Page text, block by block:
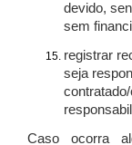
devido,
sem
registrar
seja
Caso ocorra